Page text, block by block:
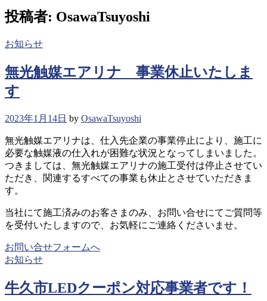
投稿者: OsawaTsuyoshi
お知らせ
無光触媒エアリナ 事業休止いたしま
す
2023年1月14日 by OsawaTsuyoshi
無光触媒エアリナは、仕入先企業の事業停止により、施工に
必要な触媒液の仕入れが困難な状況となってしまいました。
つきましては、無光触媒エアリナの施工受付は停止させてい
ただき、関連するすべての事業も休止とさせていただきま
す。
当社にて施工済みのお客さまのみ、お問い合せにてご質問等
を受付いたしますので、お気軽にご連絡くださいませ。
お問い合せフォームへ
お知らせ
牛久市LEDクーポン対応事業者です！